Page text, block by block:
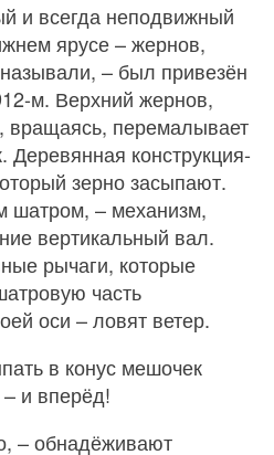
и всегда неподвижный
ярусе – жернов,
– был привезён
м. Верхний жернов,
вращаясь, перемалывает
Деревянная конструкция-
зерно засыпают.
шатром, – механизм,
вертикальный вал.
рычаги, которые
часть
оси – ловят ветер.
в конус мешочек
и вперёд!
– обнадёживают